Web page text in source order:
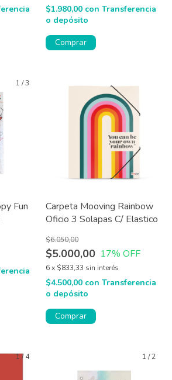
$1.980,00 con Transferencia
o depósito
Comprar
1 /3
Fun
Carpeta Mooving Rainbow
Oficio 3 Solapas C/ Elastico
$5.000,00
$6.050,00
17% OFF
6x $833,33 sin interés
$4.500,00 con Transferencia
o depósito
1/4 1 /2